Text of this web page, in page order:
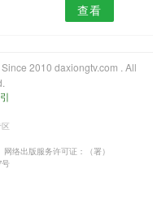
查看
2010 daxiongtv.com . All
网络出版服务许可证：（署）